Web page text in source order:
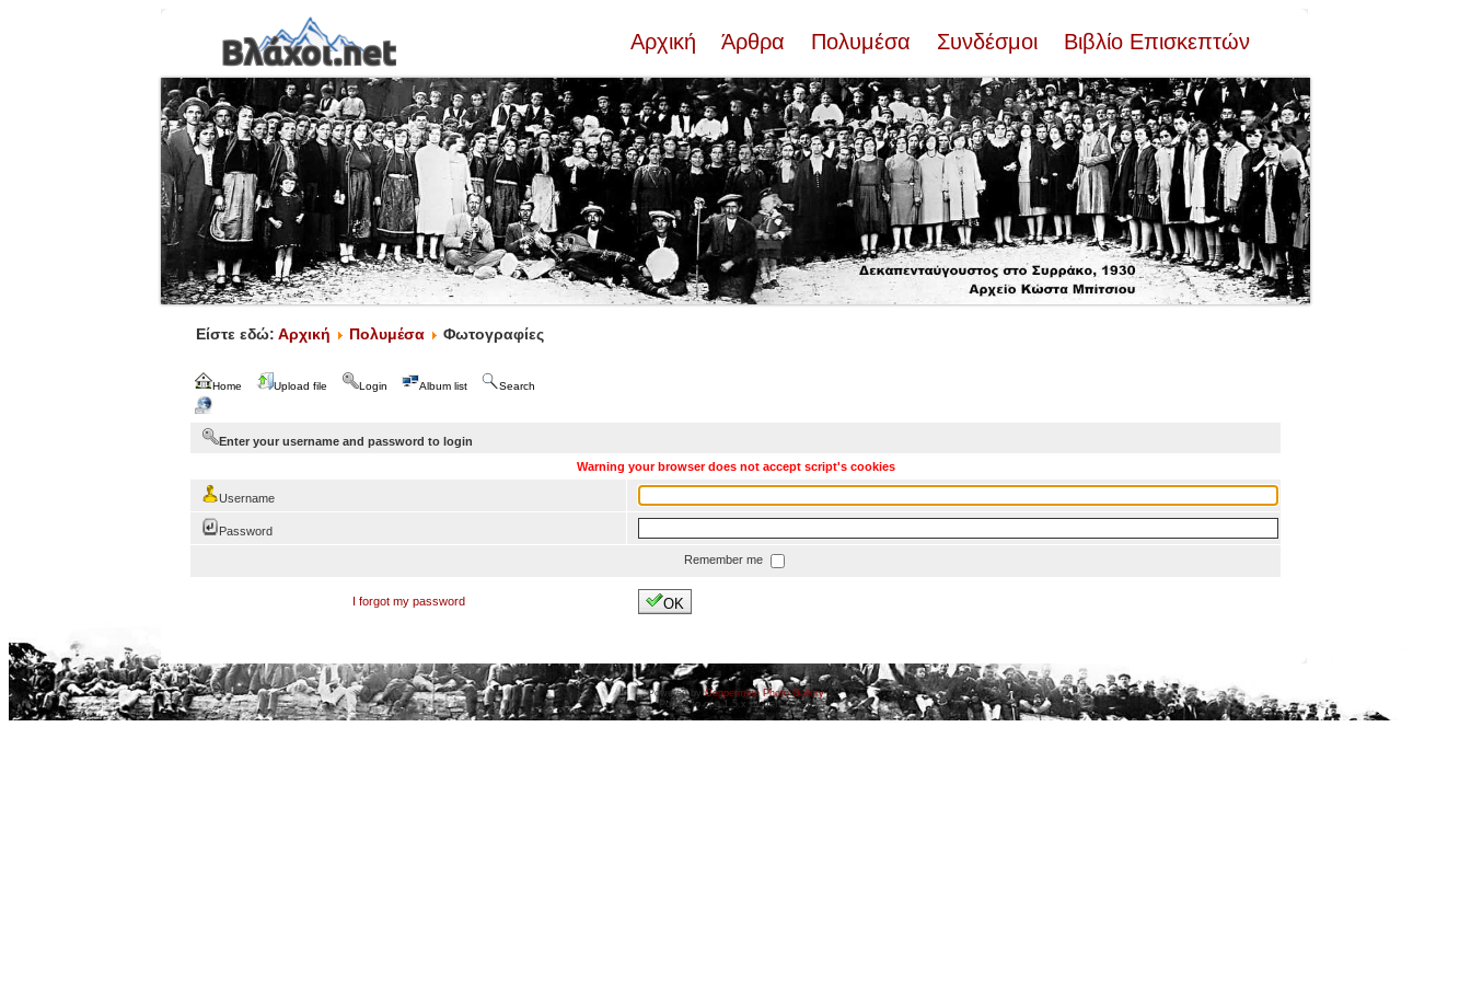
Αρχική Άρθρα Πολυμέσα Συνδέσμοι Βιβλίο Επισκεπτών
Είστε εδώ: Αρχική Πολυμέσα Φωτογραφίες
Home Upload file Login Album list Search
Enter your username and password to login
Warning your browser does not accept script's cookies
Username
Password
Remember me
I forgot my password OK
Powered byCoppermine Photo Gallery
Ported to cpg 1.5.x by Jeff Bailey